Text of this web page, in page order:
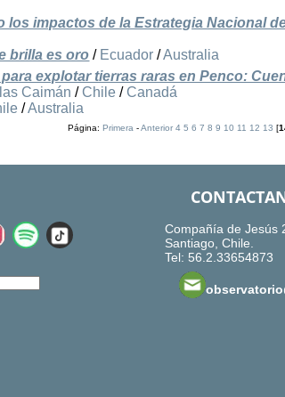
impactos de la Estrategia Nacional
brilla es oro / Ecuador /Australia
explotar tierras raras en Penco:
Caimán / Chile / Canadá
/Australia
Página: Primera-Anterior 4 5 6 7 8 9 10 11 12 13 [
Compañía de Jesús
Santiago, Chile.
Tel: 56.2.33654873